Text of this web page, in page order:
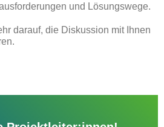
und Lösungswege.
darauf, die Diskussion mit Ihnen